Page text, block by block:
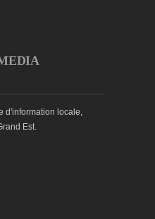
d'information locale,
Est.